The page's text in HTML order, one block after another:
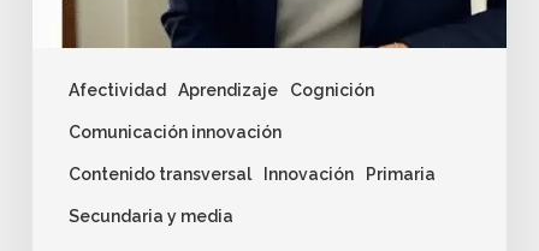
Afectividad Aprendizaje Cognición
Comunicación innovación
Contenido transversal Innovación Primaria
Secundaria y media